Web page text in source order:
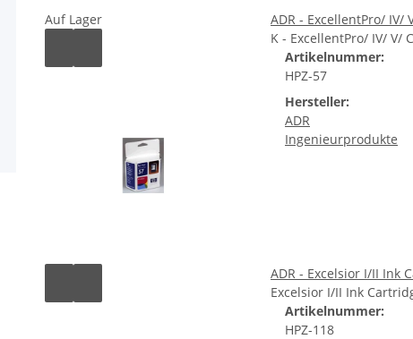
Auf Lager
ADR - ExcellentPro/ IV/
K - ExcellentPro/ IV/ V/
Artikelnummer:
HPZ-57
Hersteller:
ADR
Ingenieurprodukte
ADR - Excelsior I/II Ink
Excelsior I/II Ink
Artikelnummer:
HPZ-118